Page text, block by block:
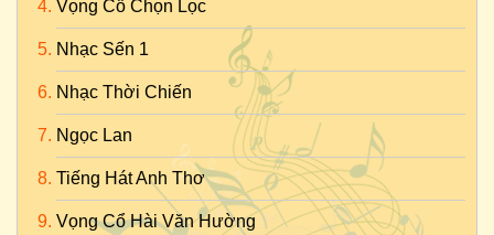
Vọng Cổ Chọn Lọc
Nhạc Sến 1
Nhạc Thời Chiến
Ngọc Lan
Tiếng Hát Anh Thơ
Vọng Cổ Hài Văn Hường